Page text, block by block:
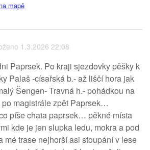
mapě
1.3.2026 22:08
Paprsek. Po kraji sjezdovky pěšky k
Palaš -císařská b.- až liščí hora jak
Šengen- Travná h.- pohádkou na
po magistrále zpět Paprsek…
píše chata paprsek… pěkné místa
kde je jen slupka ledu, mokra a pod
mé trase nejhorší asi stoupání v lese